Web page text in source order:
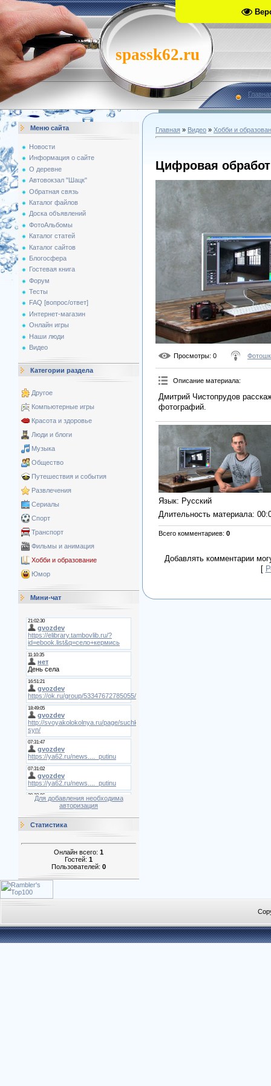
spassk62.ru
Меню сайта
Новости
Информация о сайте
О деревне
Автовокзал "Шацк"
Обратная связь
Каталог файлов
Доска объявлений
ФотоАльбомы
Каталог статей
Каталог сайтов
Блогосфера
Гостевая книга
Форум
Тесты
FAQ [вопрос/ответ]
Интернет-магазин
Онлайн игры
Наши люди
Видео
Категории раздела
Другое
Компьютерные игры
Красота и здоровье
Люди и блоги
Музыка
Общество
Путешествия и события
Развлечения
Сериалы
Спорт
Транспорт
Фильмы и анимация
Хобби и образование
Юмор
Мини-чат
Для добавления необходима
авторизация
Статистика
Онлайн всего: 1
Гостей: 1
Пользователей: 0
Главная » Видео » Хобби и
Цифровая
Просмотры: 0
Описание материала:
Дмитрий Чистопрудов
фотографий.
Язык: Русский
Длительность материала:
Всего комментариев: 0
Добавлять комментарии
[